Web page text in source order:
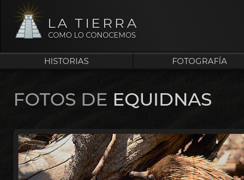
LA TIERRA
COMO LO CONOCEMOS
HISTORIAS FOTOGRAFÍA
FOTOS DE EQUIDNAS